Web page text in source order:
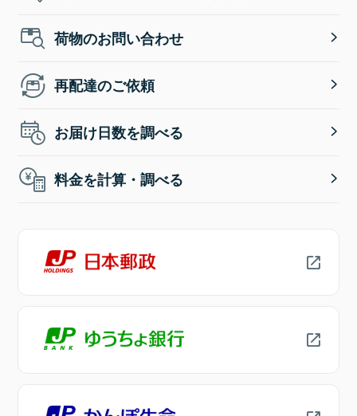
荷物のお問い合わせ
再配達のご依頼
お届け日数を調べる
料金を計算・調べる